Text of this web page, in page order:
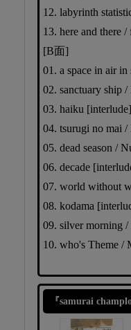
12. labyrinth
13. here and there /
[B面]
01. a space in air
02. sanctuary ship /
03. haiku
04. tsurugi no mai /
05. dead season /
06. decade
07. world without
08. kodama
09. silver morning /
10. who's Theme /
『samurai